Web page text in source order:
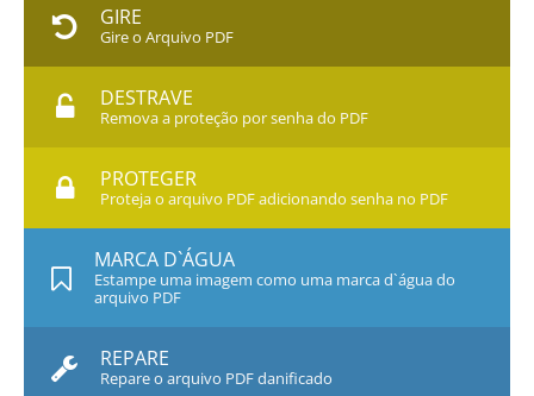
GIRE
Gire o Arquivo PDF
DESTRAVE
Remova a proteção por senha do PDF
PROTEGER
Proteja o arquivo PDF adicionando senha no PDF
MARCA D`ÁGUA
Estampe uma imagem como uma marca d`água do
arquivo PDF
REPARE
Repare o arquivo PDF danificado